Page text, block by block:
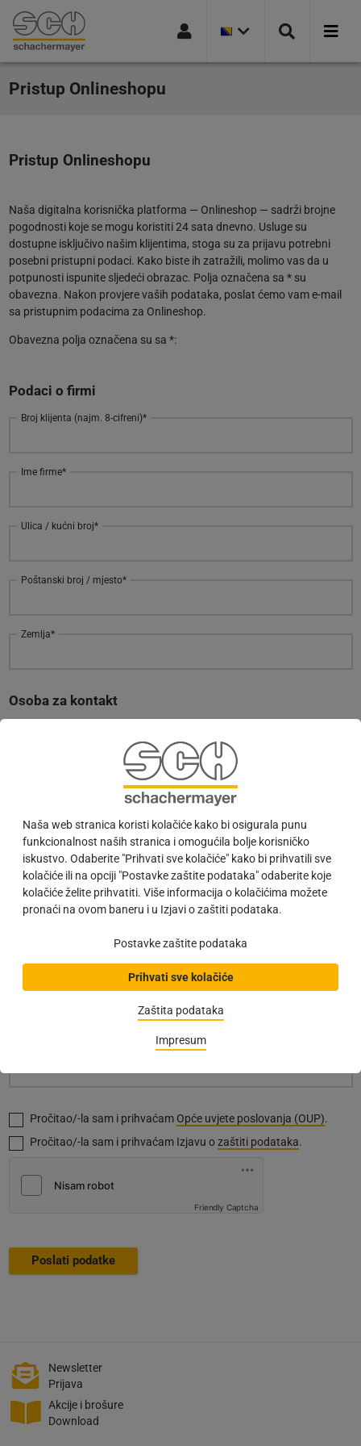
Naša web stranica koristi kolačiće kako bi osigurala punu
funkcionalnost naših stranica i omogućila bolje korisničko
iskustvo. Odaberite "Prihvati sve kolačiće" kako bi prihvatili sve
kolačiće ili na opciji "Postavke zaštite podataka" odaberite koje
kolačiće želite prihvatiti. Više informacija o kolačićima možete
pronaći na ovom baneru i u Izjavi o zaštiti podataka.
Postavke zaštite podataka
Prihvati sve kolačiće
Zaštita podataka
Impresum
ZEMLJE:
Aktuelno
Lokacije
Tradicija
Kontakt
Pristup Onlineshopu
Pristup Onlineshopu
Naša digitalna korisnička platforma — Onlineshop — sadrži brojne
pogodnosti koje se mogu koristiti 24 sata dnevno. Usluge su
dostupne isključivo našim klijentima, stoga su za prijavu potrebni
posebni pristupni podaci. Kako biste ih zatražili, molimo vas da u
potpunosti ispunite sljedeći obrazac. Polja označena sa * su
obavezna. Nakon provjere vaših podataka, poslat ćemo vam e-mail
sa pristupnim podacima za Onlineshop.
Obavezna polja označena su sa *:
Podaci o firmi
Broj klijenta (najm. 8-cifreni)*
Ime firme*
Ulica / kućni broj*
Poštanski broj / mjesto*
Zemlja*
Osoba za kontakt
Prezime
E-pošta*
Absenden
Pročitao/-la sam i prihvaćam Opće uvjete poslovanja (OUP).
Pročitao/-la sam i prihvaćam Izjavu ozaštiti podataka.
Friendly Captcha
Poslati podatke
Newsletter
Prijava
Akcije i brošure
Download